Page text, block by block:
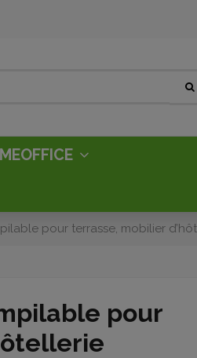
pour terrasse, mobilier
pour